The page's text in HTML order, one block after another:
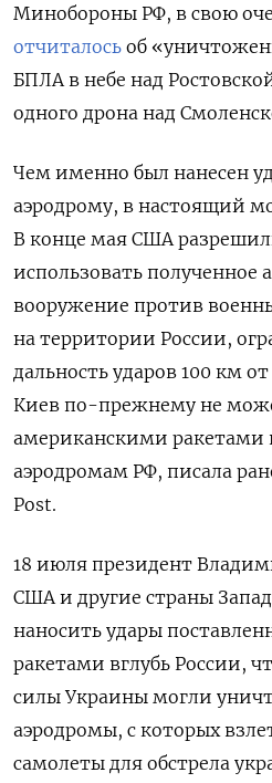
Минобороны РФ, в свою
отчиталось об
БПЛА в небе над
одного дрона над
Чем именно был нанесен
аэродрому, в настоящий
В конце мая США
использовать полученное
вооружение против
на территории России,
дальность ударов 100 км
Киев по-прежнему не
американскими
аэродромам РФ, писала
Post.
18 июля президент
США и другие страны
наносить удары
ракетами вглубь России,
силы Украины могли
аэродромы, с которых
самолеты для обстрела